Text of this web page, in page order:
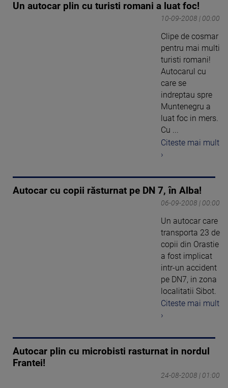
Un autocar plin cu turisti romani a luat foc!
10-09-2008 | 00:00
Clipe de cosmar
pentru mai multi
turisti romani!
Autocarul cu
care se
indreptau spre
Muntenegru a
luat foc in mers.
Cu ...
Citeste mai mult
›
Autocar cu copii răsturnat pe DN 7, în Alba!
06-09-2008 | 00:00
Un autocar care
transporta 23 de
copii din Orastie
a fost implicat
intr-un accident
pe DN7, in zona
localitatii Sibot.
Citeste mai mult
›
Autocar plin cu microbisti rasturnat in nordul
Frantei!
24-08-2008 | 01:00